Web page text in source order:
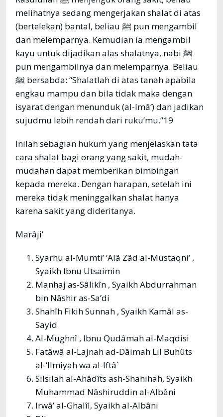
melihatnya sedang mengerjakan shalat di atas
(bertelekan) bantal, beliau ﷺ pun mengambil
dan melemparnya. Kemudian ia mengambil
kayu untuk dijadikan alas shalatnya, nabi ﷺ
pun mengambilnya dan melemparnya. Beliau
ﷺ bersabda: “Shalatlah di atas tanah apabila
engkau mampu dan bila tidak maka dengan
isyarat dengan menunduk (al-Imâ‘) dan jadikan
sujudmu lebih rendah dari ruku’mu.”19
Inilah sebagian hukum yang menjelaskan tata
cara shalat bagi orang yang sakit, mudah-
mudahan dapat memberikan bimbingan
kepada mereka. Dengan harapan, setelah ini
mereka tidak meninggalkan shalat hanya
karena sakit yang dideritanya.
Marâji’
Syarhu al-Mumti’ ‘Alâ Zâd al-Mustaqni’ ,
Syaikh Ibnu Utsaimin
Manhaj as-Sâlikîn , Syaikh Abdurrahman
bin Nâshir as-Sa’di
Shahîh Fikih Sunnah , Syaikh Kamâl as-
Sayid
Al-Mughnî , Ibnu Qudâmah al-Maqdisi
Fatâwâ al-Lajnah ad-Dâimah Lil Buhûts
al-‘Ilmiyah wa al-Iftâ`
Silsilah al-Ahâdîts ash-Shahihah, Syaikh
Muhammad Nâshiruddin al-Albâni
Irwâ’ al-Ghalîl, Syaikh al-Albâni